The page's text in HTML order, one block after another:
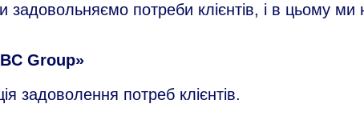
задовольняємо потреби клієнтів, і в цьому ми
Group»
задоволення потреб клієнтів.